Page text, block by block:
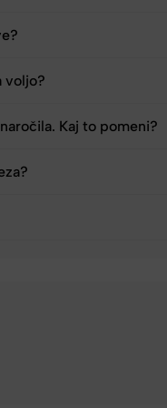
voljo?
Kaj to pomeni?